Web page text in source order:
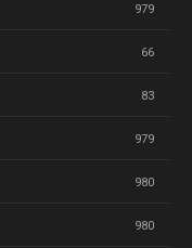
979
66
83
979
980
980